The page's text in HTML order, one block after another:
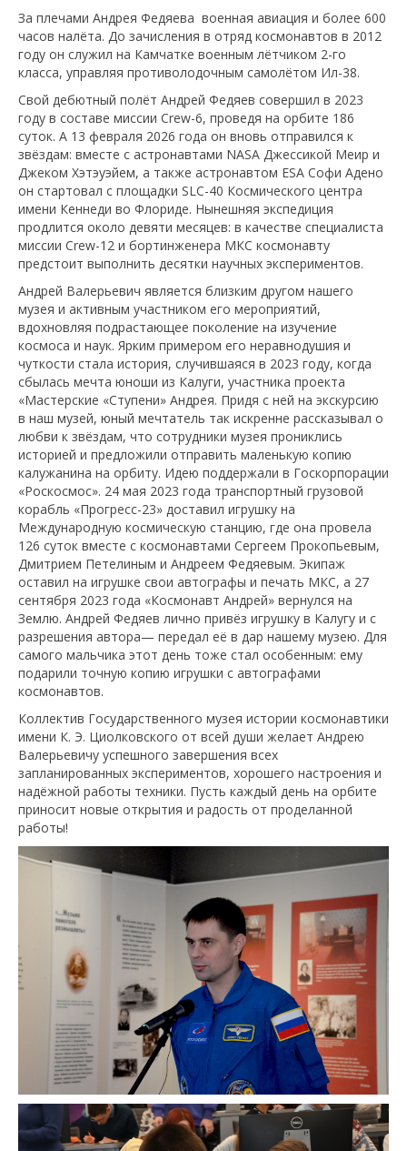
За плечами Андрея Федяева военная авиация и более 600
часов налёта. До зачисления в отряд космонавтов в 2012
году он служил на Камчатке военным лётчиком 2-го
класса, управляя противолодочным самолётом Ил-38.
Свой дебютный полёт Андрей Федяев совершил в 2023
году в составе миссии Crew-6, проведя на орбите 186
суток. А 13 февраля 2026 года он вновь отправился к
звёздам: вместе с астронавтами NASA Джессикой Меир и
Джеком Хэтэуэйем, а также астронавтом ESA Софи Адено
он стартовал с площадки SLC-40 Космического центра
имени Кеннеди во Флориде. Нынешняя экспедиция
продлится около девяти месяцев: в качестве специалиста
миссии Crew-12 и бортинженера МКС космонавту
предстоит выполнить десятки научных экспериментов.
Андрей Валерьевич является близким другом нашего
музея и активным участником его мероприятий,
вдохновляя подрастающее поколение на изучение
космоса и наук. Ярким примером его неравнодушия и
чуткости стала история, случившаяся в 2023 году, когда
сбылась мечта юноши из Калуги, участника проекта
«Мастерские «Ступени» Андрея. Придя с ней на экскурсию
в наш музей, юный мечтатель так искренне рассказывал о
любви к звёздам, что сотрудники музея прониклись
историей и предложили отправить маленькую копию
калужанина на орбиту. Идею поддержали в Госкорпорации
«Роскосмос». 24 мая 2023 года транспортный грузовой
корабль «Прогресс-23» доставил игрушку на
Международную космическую станцию, где она провела
126 суток вместе с космонавтами Сергеем Прокопьевым,
Дмитрием Петелиным и Андреем Федяевым. Экипаж
оставил на игрушке свои автографы и печать МКС, а 27
сентября 2023 года «Космонавт Андрей» вернулся на
Землю. Андрей Федяев лично привёз игрушку в Калугу и с
разрешения автора— передал её в дар нашему музею. Для
самого мальчика этот день тоже стал особенным: ему
подарили точную копию игрушки с автографами
космонавтов.
Коллектив Государственного музея истории космонавтики
имени К. Э. Циолковского от всей души желает Андрею
Валерьевичу успешного завершения всех
запланированных экспериментов, хорошего настроения и
надёжной работы техники. Пусть каждый день на орбите
приносит новые открытия и радость от проделанной
работы!